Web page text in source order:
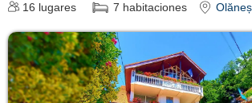
16 lugares 7 habitaciones